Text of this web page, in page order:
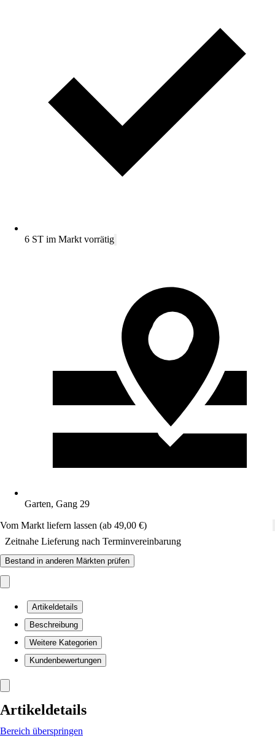
6 ST im Markt vorrätig
Garten, Gang 29
Vom Markt liefern lassen (ab 49,00 €)
Zeitnahe Lieferung nach Terminvereinbarung
Bestand in anderen Märkten prüfen
Artikeldetails
Beschreibung
Weitere Kategorien
Kundenbewertungen
Artikeldetails
Bereich überspringen